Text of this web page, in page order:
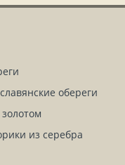
обереги
из серебра